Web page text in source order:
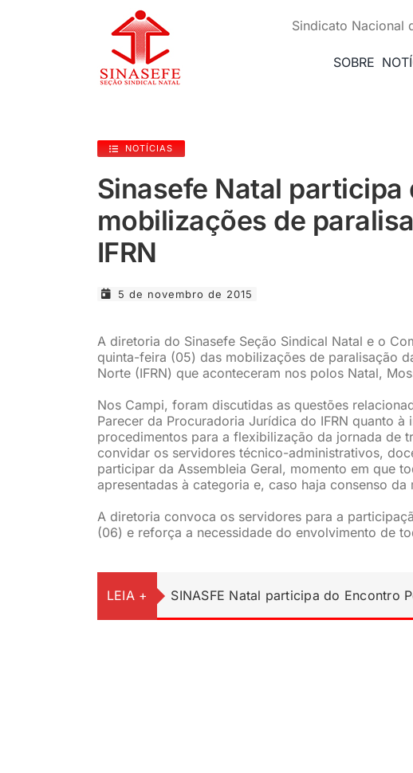
Sindicato Nacional
SOBRE
NOTÍCIAS
Sinasefe Natal participa
mobilizações de
IFRN
5 de novembro de 2015
A diretoria do Sinasefe Seção Sindical Natal e o
quinta-feira (05) das mobilizações de paralisação
Norte (IFRN) que aconteceram nos polos Natal,
Nos Campi, foram discutidas as questões
Parecer da Procuradoria Jurídica do IFRN quanto
procedimentos para a flexibilização da jornada de
convidar os servidores técnico-administrativos,
participar da Assembleia Geral, momento em que
apresentadas à categoria e, caso haja consenso
A diretoria convoca os servidores para a
(06) e reforça a necessidade do envolvimento de
LEIA + SINASFE Natal participa do Encontro